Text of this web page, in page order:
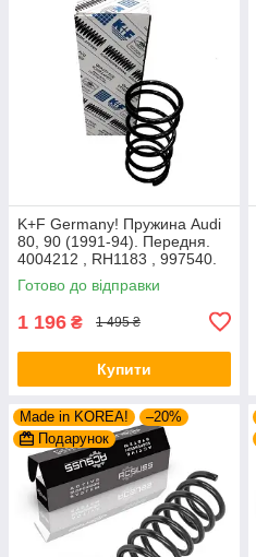
K+F Germany! Пружина Audi
80, 90 (1991-94). Передня.
4004212 , RH1183 , 997540.
К+Ф Німеччина
Готово до відправки
1 196 ₴ 1 495 ₴
Купити
Made in KOREA!
–20%
Подарунок